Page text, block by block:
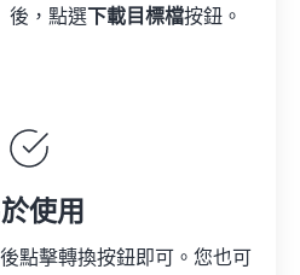
後，點選 下載目標檔按鈕。
使用
點擊轉換按鈕即可。您也可